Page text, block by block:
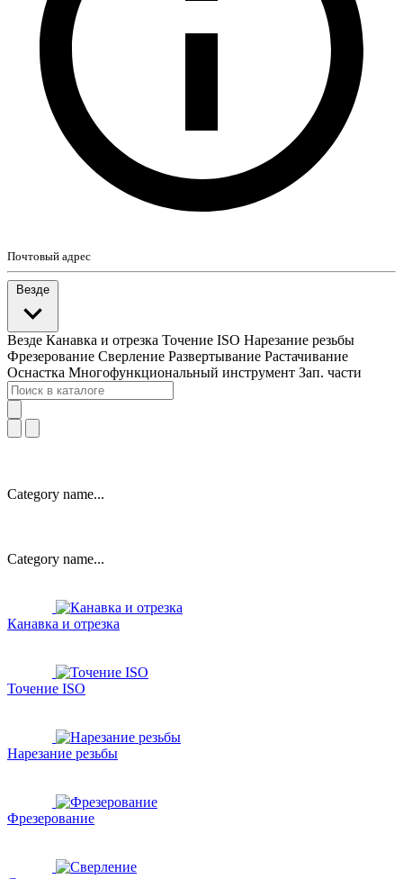
Почтовый адрес
Везде
Везде Канавка и отрезка Точение ISO Нарезание резьбы
Фрезерование Сверление Развертывание Растачивание
Оснастка Многофункциональный инструмент Зап. части
Category name...
Category name...
Канавка и отрезка
Точение ISO
Нарезание резьбы
Фрезерование